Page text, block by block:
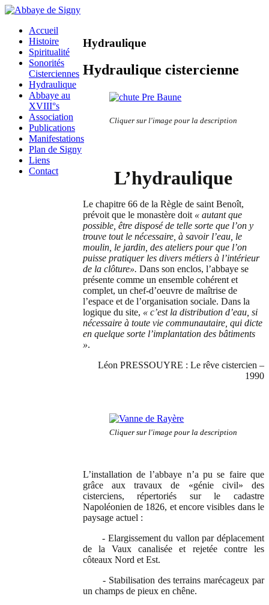
Hydraulique
Hydraulique cistercienne
Cliquer sur l'image pour la description
L’hydraulique
Le chapitre 66 de la Règle de saint Benoît,
prévoit que le monastère doit « autant que
possible, être disposé de telle sorte que l’on y
trouve tout le nécessaire, à savoir l’eau, le
moulin, le jardin, des ateliers pour que l’on
puisse pratiquer les divers métiers à l’intérieur
de la clôture». Dans son enclos, l’abbaye se
présente comme un ensemble cohérent et
complet, un chef-d’oeuvre de maîtrise de
l’espace et de l’organisation sociale. Dans la
logique du site, « c’est la distribution d’eau, si
nécessaire à toute vie communautaire, qui dicte
en quelque sorte l’implantation des bâtiments
».
Léon PRESSOUYRE : Le rêve cistercien –
1990
Cliquer sur l'image pour la description
L’installation de l’abbaye n’a pu se faire que
grâce aux travaux de «génie civil» des
cisterciens, répertoriés sur le cadastre
Napoléonien de 1826, et encore visibles dans le
paysage actuel :
- Elargissement du vallon par déplacement
de la Vaux canalisée et rejetée contre les
côteaux Nord et Est.
- Stabilisation des terrains marécageux par
un champs de pieux en chêne.
Accueil
Histoire
Spiritualité
Sonorités
Cisterciennes
Hydraulique
Abbaye au
XVIII°s
Association
Publications
Manifestations
Plan de Signy
Liens
Contact